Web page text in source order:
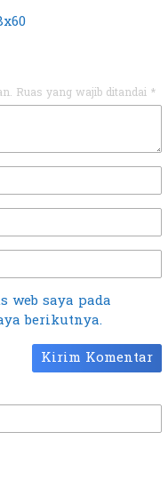
Ruas yang wajib ditandai *
web saya pada
berikutnya.